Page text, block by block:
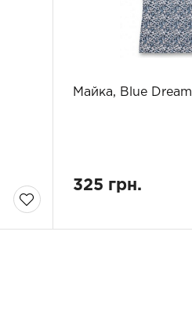
Майка, Blue Dream
325 грн.